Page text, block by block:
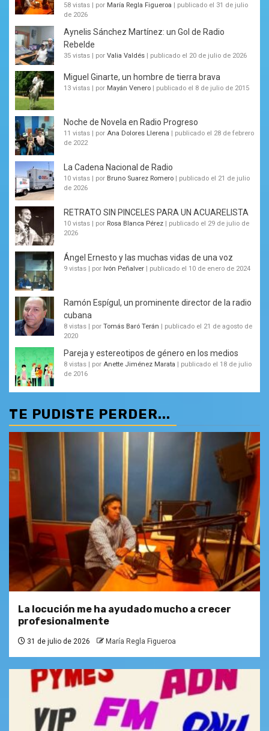
58 vistas por María Regla Figueroa
publicado el 31 de julio
de 2026
Aynelis Sánchez Martínez: un Gol de Radio
Rebelde
35 vistas por Valia Valdés publicado el 20 de julio de 2026
Miguel Ginarte, un hombre de tierra brava
13 vistas por Mayán Venero publicado el 8 de julio de 2015
Noche de Novela en Radio Progreso
11 vistas por Ana Dolores Llerena
publicado el 28 de febrero
de 2022
La Cadena Nacional de Radio
10 vistas por Bruno Suarez Romero
publicado el 21 de julio
de 2026
RETRATO SIN PINCELES PARA UN ACUARELISTA
10 vistas por Rosa Blanca Pérez
publicado el 29 de julio de
2026
Ángel Ernesto y las muchas vidas de una voz
9 vistas por Ivón Peñalver publicado el 10 de enero de 2024
Ramón Espígul, un prominente director de la radio
cubana
8 vistas por Tomás Baró Terán
publicado el 21 de agosto de
2020
Pareja y estereotipos de género en los medios
8 vistas por Anette Jiménez Marata
publicado el 18 de julio
de 2016
TE PUDISTE PERDER...
La locución me ha ayudado mucho a crecer
profesionalmente
31 de julio de 2026 María Regla Figueroa